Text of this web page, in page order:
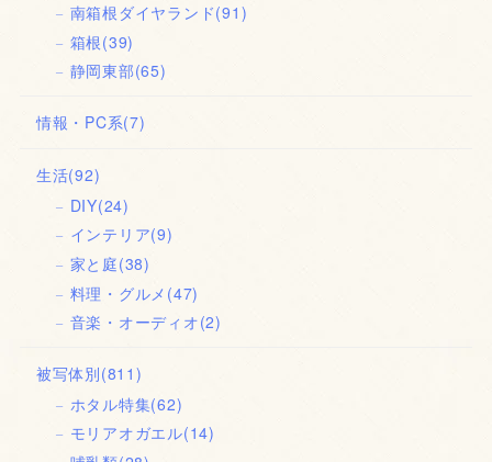
南箱根ダイヤランド(91)
箱根(39)
静岡東部(65)
情報・PC系(7)
生活(92)
DIY(24)
インテリア(9)
家と庭(38)
料理・グルメ (47)
音楽・オーディオ(2)
被写体別(811)
ホタル特集(62)
モリアオガエル(14)